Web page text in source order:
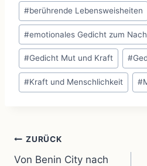
#berührende Lebensweisheiten
#emotionales Gedicht zum
#Gedicht Mut und Kraft #
#Kraft und Menschlichkeit #
ZURÜCK
Von Benin City nach